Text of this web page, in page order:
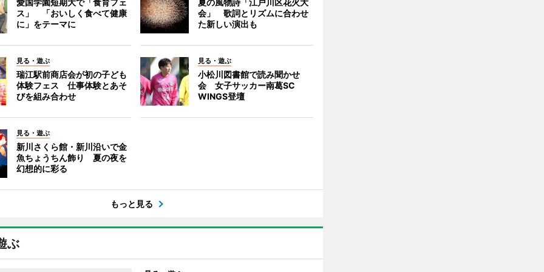
ス」 「おいしく食べて健康
に」をテーマに
会」 歌詞とリズムに合わせ
た新しい演出も
見る・遊ぶ
瑞江駅前商店会が初の子ども
体験フェス 仕事体験とあそ
びを組み合わせ
見る・遊ぶ
小松川図書館で読み聞かせ
会 女子サッカー南葛SC
WINGS登壇
見る・遊ぶ
新川さくら館・新川沿いで金
魚ちょうちん飾り 夏の夜を
幻想的に彩る
もっと見る
ぶ